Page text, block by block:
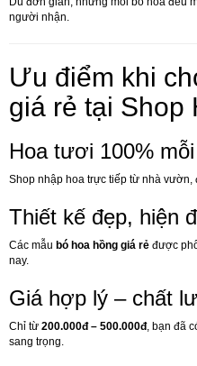
người nhận.
Ưu điểm khi
giá rẻ tại Shop
Hoa tươi 100%
Shop nhập hoa trực tiếp từ nhà
Thiết kế đẹp, hiện
Các mẫu bó hoa hồng giá rẻ được
nay.
Giá hợp lý – chất
Chỉ từ 200.000đ – 500.000đ, bạn đã
sang trọng.